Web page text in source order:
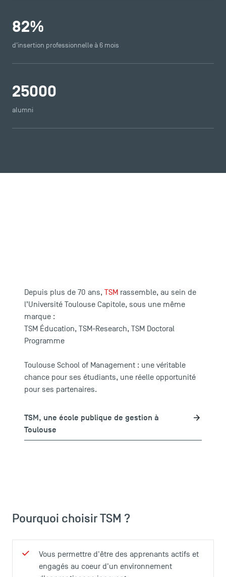
82%
d'insertion professionnelle à 6 mois
25000
alumni
Depuis plus de 70 ans, TSM rassemble, au sein de
l’Université Toulouse Capitole, sous une même
marque :
TSM Éducation, TSM-Research, TSM Doctoral
Programme
Toulouse School of Management : une véritable
chance pour ses étudiants, une réelle opportunité
pour ses partenaires.
TSM, une école publique de gestion à
Toulouse
Pourquoi choisir TSM ?
Vous permettre d'être des apprenants actifs et
engagés au coeur d'un environnement